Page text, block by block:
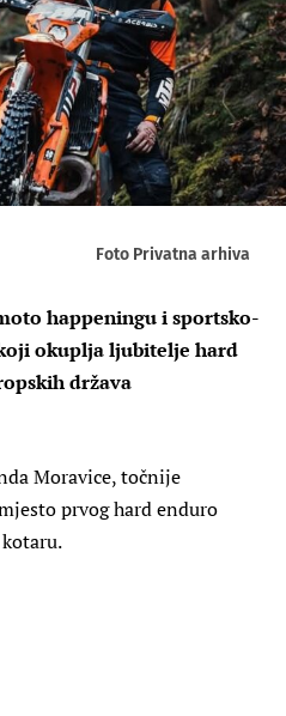
Foto Privatna arhiva
happeningu i sportsko-
okuplja ljubitelje hard
država
Moravice, točnije
prvog hard enduro